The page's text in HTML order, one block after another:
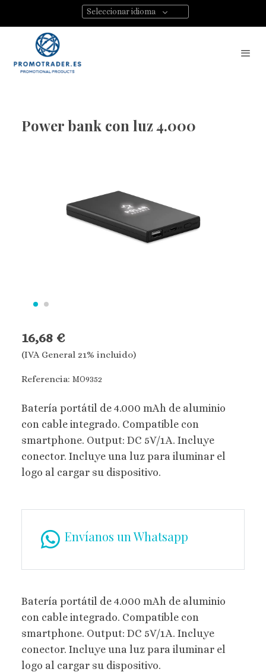
Seleccionar idioma
Power bank con luz 4.000
16,68 €
(IVA General 21% incluido)
Referencia: MO9352
Batería portátil de 4.000 mAh de aluminio
con cable integrado. Compatible con
smartphone. Output: DC 5V/1A. Incluye
conector. Incluye una luz para iluminar el
logo al cargar su dispositivo.
Envíanos un Whatsapp
Batería portátil de 4.000 mAh de aluminio
con cable integrado. Compatible con
smartphone. Output: DC 5V/1A. Incluye
conector. Incluye una luz para iluminar el
logo al cargar su dispositivo.